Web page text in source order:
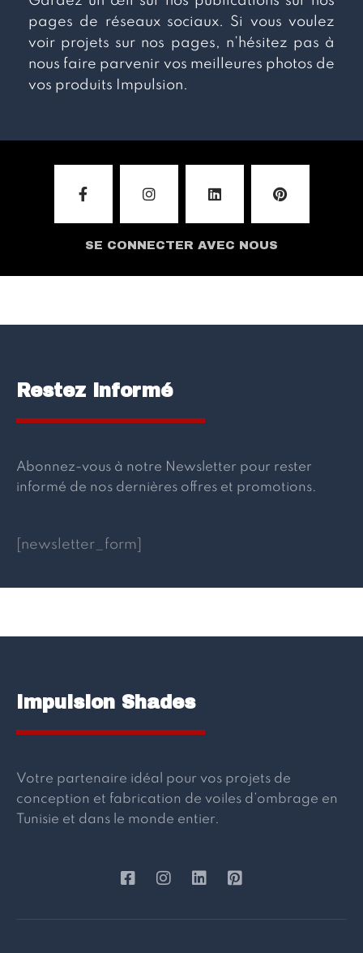
e
/
W
h
t
p
pages de réseaux sociaux. Si vous voulez
voir projets sur nos pages, n’hésitez pas à
nous faire parvenir vos meilleures photos de
vos produits Impulsion.
SE CONNECTER AVEC NOUS
Restez informé
Abonnez-vous à notre Newsletter pour rester
informé de nos dernières offres et promotions.
[newsletter_form]
Impulsion Shades
Votre partenaire idéal pour vos projets de
conception et fabrication de voiles d’ombrage en
Tunisie et dans le monde entier.